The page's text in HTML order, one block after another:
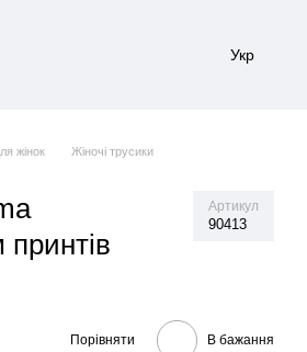
Укр
жінок
Жіночі трусики
Артикул
90413
Порівняти В бажання